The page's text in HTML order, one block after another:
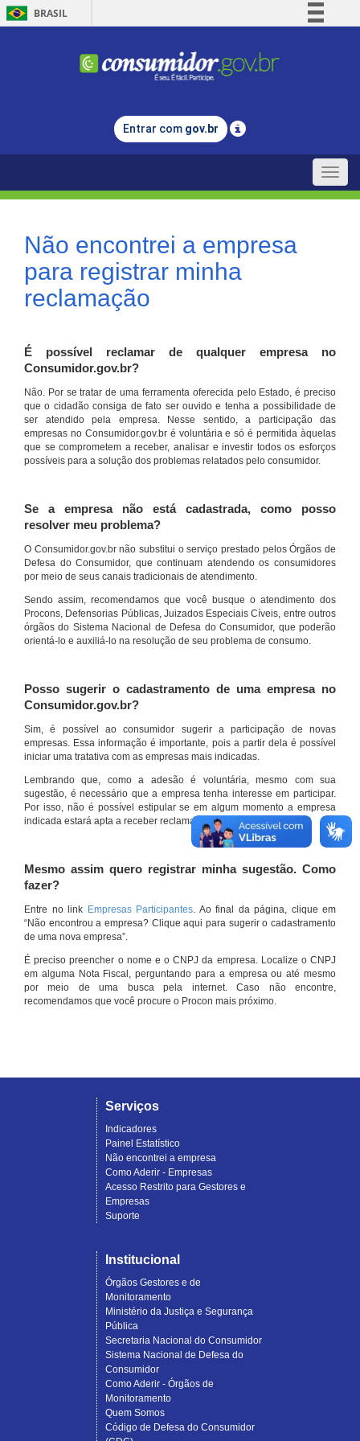
BRASIL
Comunica BR
Legislação
Entrar com gov.br
Toggle
Não encontrei a empresa
para registrar minha
reclamação
É possível reclamar de qualquer empresa no
Consumidor.gov.br?
Não. Por se tratar de uma ferramenta oferecida pelo Estado, é preciso
que o cidadão consiga de fato ser ouvido e tenha a possibilidade de
ser atendido pela empresa. Nesse sentido, a participação das
empresas no Consumidor.gov.br é voluntária e só é permitida àquelas
que se comprometem a receber, analisar e investir todos os esforços
possíveis para a solução dos problemas relatados pelo consumidor.
Se a empresa não está cadastrada, como posso
resolver meu problema?
O Consumidor.gov.br não substitui o serviço prestado pelos Órgãos de
Defesa do Consumidor, que continuam atendendo os consumidores
por meio de seus canais tradicionais de atendimento.
Sendo assim, recomendamos que você busque o atendimento dos
Procons, Defensorias Públicas, Juizados Especiais Cíveis, entre outros
órgãos do Sistema Nacional de Defesa do Consumidor, que poderão
orientá-lo e auxiliá-lo na resolução de seu problema de consumo.
Posso sugerir o cadastramento de uma empresa no
Consumidor.gov.br?
Sim, é possível ao consumidor sugerir a participação de novas
empresas. Essa informação é importante, pois a partir dela é possível
iniciar uma tratativa com as empresas mais indicadas.
Lembrando que, como a adesão é voluntária, mesmo com sua
sugestão, é necessário que a empresa tenha interesse em participar.
Por isso, não é possível estipular se em algum momento a empresa
indicada estará apta a receber reclamações por meio do site.
Mesmo assim quero registrar minha sugestão. Como
fazer?
Entre no link Empresas Participantes. Ao final da página, clique em
“Não encontrou a empresa? Clique aqui para sugerir o cadastramento
de uma nova empresa”.
É preciso preencher o nome e o CNPJ da empresa. Localize o CNPJ
em alguma Nota Fiscal, perguntando para a empresa ou até mesmo
por meio de uma busca pela internet. Caso não encontre,
recomendamos que você procure o Procon mais próximo.
Serviços
Indicadores
Painel Estatístico
Não encontrei a empresa
Como Aderir - Empresas
Acesso Restrito para Gestores e
Empresas
Suporte
Institucional
Órgãos Gestores e de
Monitoramento
Ministério da Justiça e Segurança
Pública
Secretaria Nacional do Consumidor
Sistema Nacional de Defesa do
Consumidor
Como Aderir - Órgãos de
Monitoramento
Quem Somos
Código de Defesa do Consumidor